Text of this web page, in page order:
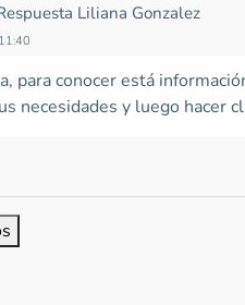
Liliana Gonzalez
para conocer está
necesidades y luego hacer